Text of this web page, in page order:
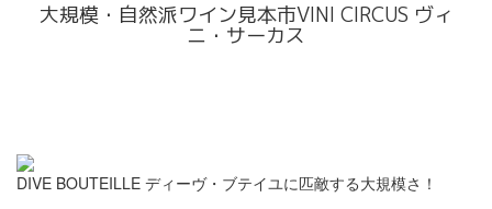
大規模・自然派ワイン見本市VINI CIRCUS ヴィ
ニ・サーカス
DIVE BOUTEILLE ディーヴ・ブテイユに匹敵する大規模さ！